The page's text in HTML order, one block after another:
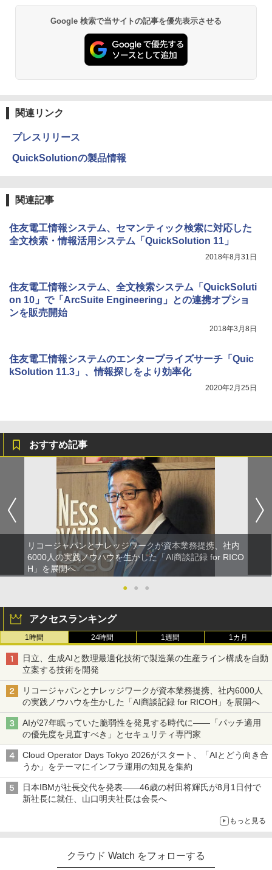
Google 検索で当サイトの記事を優先表示させる
関連リンク
プレスリリース
QuickSolutionの製品情報
関連記事
住友電工情報システム、セマンティック検索に対応した
全文検索・情報活用システム「QuickSolution 11」
2018年8月31日
住友電工情報システム、全文検索システム「QuickSoluti
on 10」で「ArcSuite Engineering」との連携オプショ
ンを販売開始
2018年3月8日
住友電工情報システムのエンタープライズサーチ「Quic
kSolution 11.3」、情報探しをより効率化
2020年2月25日
おすすめ記事
リコージャパンとナレッジワークが資本業務提携、社内
6000人の実践ノウハウを生かした「AI商談記録 for RICO
H」を展開へ
●
● ●
アクセスランキング
1時間 24時間 1週間 1カ月
日立、生成AIと数理最適化技術で製造業の生産ライン構成を自動
立案する技術を開発
リコージャパンとナレッジワークが資本業務提携、社内6000人
の実践ノウハウを生かした「AI商談記録 for RICOH」を展開へ
AIが27年眠っていた脆弱性を発見する時代に――「パッチ適用
の優先度を見直すべき」とセキュリティ専門家
Cloud Operator Days Tokyo 2026がスタート、「AIとどう向き合
うか」をテーマにインフラ運用の知見を集約
日本IBMが社長交代を発表――46歳の村田将輝氏が8月1日付で
新社長に就任、山口明夫社長は会長へ
もっと見る
クラウド Watch をフォローする